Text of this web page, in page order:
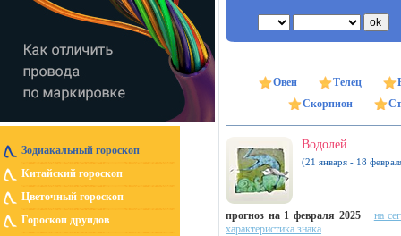
Зодиакальный гороскоп
Китайский гороскоп
Цветочный гороскоп
Гороскоп друидов
Овен Телец
Скорпион
Водолей
(21 января - 18
прогноз на 1 февраля 2025
на
характеристика знака